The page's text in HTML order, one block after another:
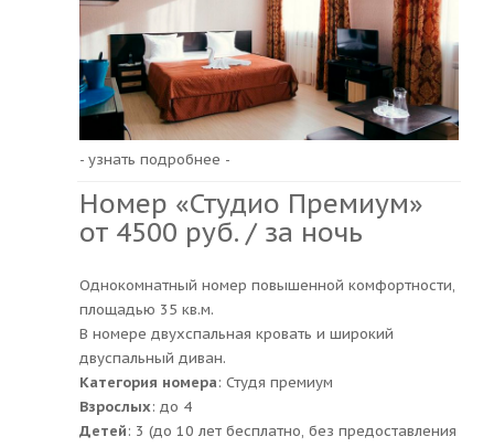
- узнать подробнее -
Номер «Студио Премиум»
от 4500 руб. / за ночь
Однокомнатный номер повышенной комфортности,
площадью 35 кв.м.
В номере двухспальная кровать и широкий
двуспальный диван.
Категория номера: Студя премиум
Взрослых: до 4
Детей: 3 (до 10 лет бесплатно, без предоставления